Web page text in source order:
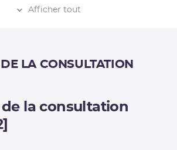
Afficher tout
a transmis une demande pour cette
à l’article L. 593-1 du code de
par Orano sont adaptées, et
LA CONSULTATION
de la consultation